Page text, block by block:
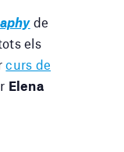
de
els
curs de
Elena